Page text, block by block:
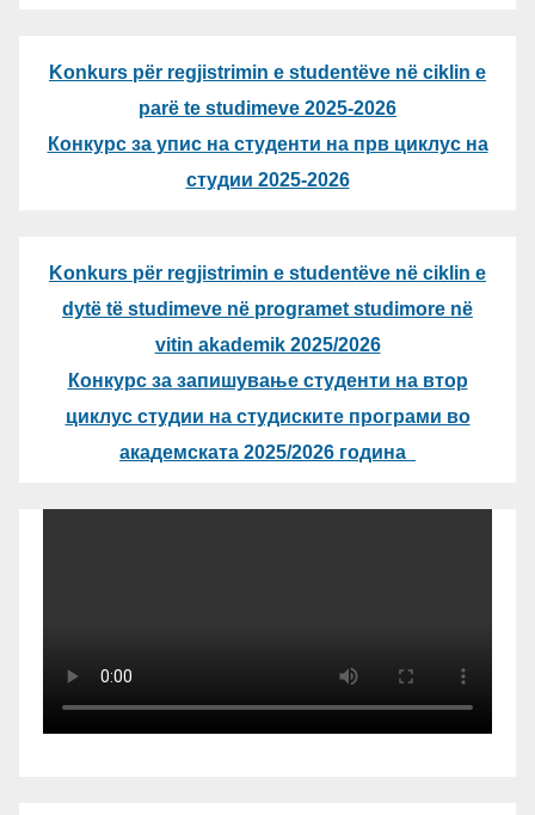
Konkurs për regjistrimin e studentëve në ciklin e
parë te studimeve 2025-2026
Конкурс за упис на студенти на прв циклус на
студии 2025-2026
Konkurs për regjistrimin e studentëve në ciklin e
dytë të studimeve në programet studimore në
vitin akademik 2025/2026
Конкурс за запишување студенти на втор
циклус студии на студиските програми во
академската 2025/2026 година